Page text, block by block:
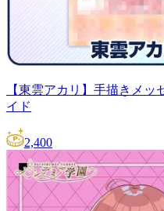
【東雲アカリ】手描きメ
イド
2,400